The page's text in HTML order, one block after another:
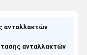
ανταλλακτών
ανταλλακτών